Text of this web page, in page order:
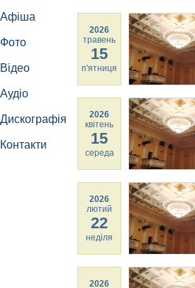
Афіша
Фото
Відео
Аудіо
Дискографія
Контакти
2026
травень
15
п'ятниця
2026
квітень
15
середа
2026
лютий
22
неділя
2026